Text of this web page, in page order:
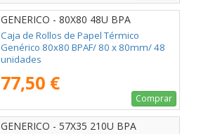
GENERICO - 80X80 48U BPA
Caja de Rollos de Papel Térmico
Genérico 80x80 BPAF/ 80 x 80mm/ 48
unidades
77,50 €
Comprar
GENERICO - 57X35 210U BPA